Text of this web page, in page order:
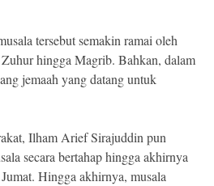
tersebut semakin ramai oleh
Zuhur hingga Magrib. Bahkan, dalam
jemaah yang datang untuk
Ilham Arief Sirajuddin pun
secara bertahap hingga akhirnya
Hingga akhirnya, musala